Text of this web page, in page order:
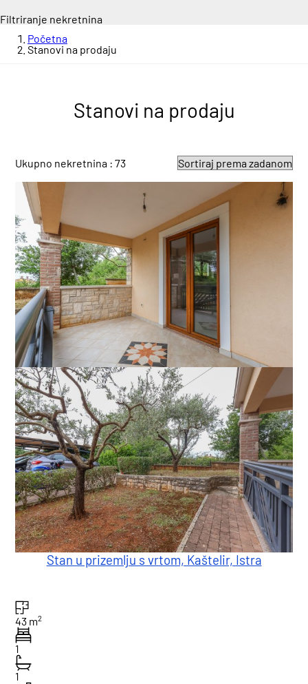
Filtriranje nekretnina
Početna
Stanovi na prodaju
Stanovi na prodaju
Ukupno nekretnina : 73
Stan u prizemlju s vrtom, Kaštelir, Istra
43 m2
1
1